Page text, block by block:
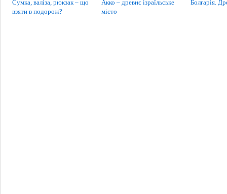
Сумка, валіза, рюкзак – що
взяти в подорож?
Акко – древнє ізраїльське
місто
Болгарія.